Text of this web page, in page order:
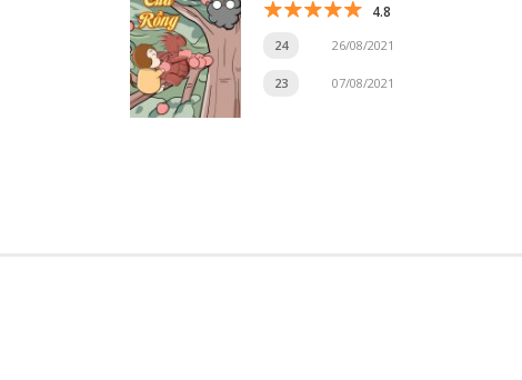
4.8
24 26/08/2021
23 07/08/2021